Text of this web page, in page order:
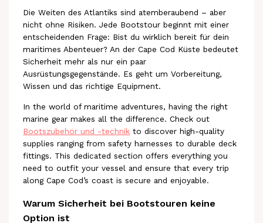
Die Weiten des Atlantiks sind atemberaubend – aber
nicht ohne Risiken. Jede Bootstour beginnt mit einer
entscheidenden Frage: Bist du wirklich bereit für dein
maritimes Abenteuer? An der Cape Cod Küste bedeutet
Sicherheit mehr als nur ein paar
Ausrüstungsgegenstände. Es geht um Vorbereitung,
Wissen und das richtige Equipment.
In the world of maritime adventures, having the right
marine gear makes all the difference. Check out
Bootszubehör und -technik to discover high-quality
supplies ranging from safety harnesses to durable deck
fittings. This dedicated section offers everything you
need to outfit your vessel and ensure that every trip
along Cape Cod’s coast is secure and enjoyable.
Warum Sicherheit bei Bootstouren keine
Option ist